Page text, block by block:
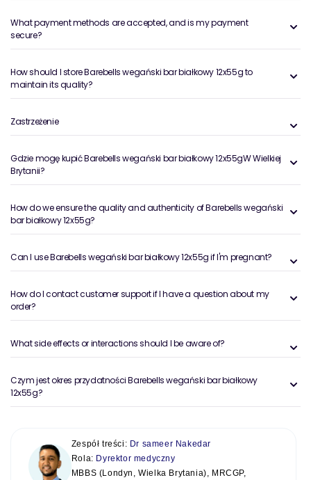
What payment methods are accepted, and is my payment
secure?
How should I store Barebells wegański bar białkowy 12x55g to
maintain its quality?
Zastrzeżenie
Gdzie mogę kupić Barebells wegański bar białkowy 12x55gW Wielkiej
Brytanii?
How do we ensure the quality and authenticity of Barebells wegański
bar białkowy 12x55g?
Can I use Barebells wegański bar białkowy 12x55g if I'm pregnant?
How do I contact customer support if I have a question about my
order?
What side effects or interactions should I be aware of?
Czym jest okres przydatności Barebells wegański bar białkowy
12x55g?
Zespół treści: Dr sameer Nakedar
Rola: Dyrektor medyczny
MBBS (Londyn, Wielka Brytania), MRCGP,